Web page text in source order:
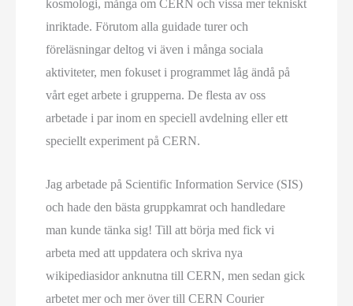
kosmologi, många om CERN och vissa mer tekniskt
inriktade. Förutom alla guidade turer och
föreläsningar deltog vi även i många sociala
aktiviteter, men fokuset i programmet låg ändå på
vårt eget arbete i grupperna. De flesta av oss
arbetade i par inom en speciell avdelning eller ett
speciellt experiment på CERN.
Jag arbetade på Scientific Information Service (SIS)
och hade den bästa gruppkamrat och handledare
man kunde tänka sig! Till att börja med fick vi
arbeta med att uppdatera och skriva nya
wikipediasidor anknutna till CERN, men sedan gick
arbetet mer och mer över till CERN Courier